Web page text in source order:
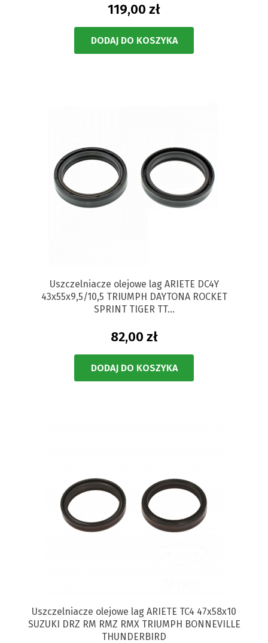
119,00 zł
DODAJ DO KOSZYKA
Uszczelniacze olejowe lag ARIETE DC4Y
43x55x9,5/10,5 TRIUMPH DAYTONA ROCKET
SPRINT TIGER TT...
82,00 zł
DODAJ DO KOSZYKA
Uszczelniacze olejowe lag ARIETE TC4 47x58x10
SUZUKI DRZ RM RMZ RMX TRIUMPH BONNEVILLE
THUNDERBIRD